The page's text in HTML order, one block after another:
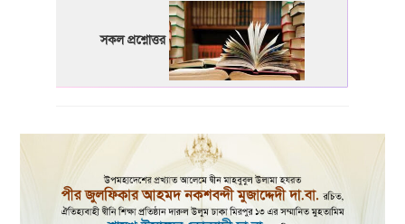
সকল প্রশ্নোত্তর